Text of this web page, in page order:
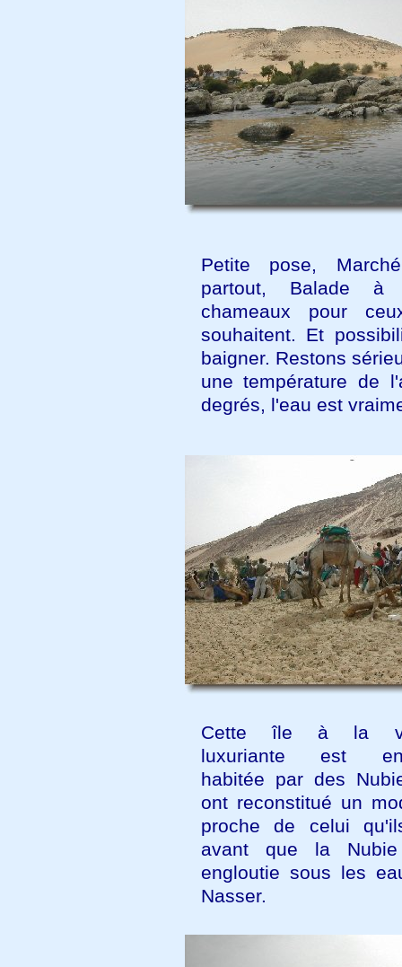
Petite pose,
partout, Balade
chameaux pour
souhaitent. Et
baigner. Restons
une température de
degrés, l'eau est
Cette île à la
luxuriante est
habitée par des
ont reconstitué un
proche de celui
avant que la
engloutie sous les
Nasser.